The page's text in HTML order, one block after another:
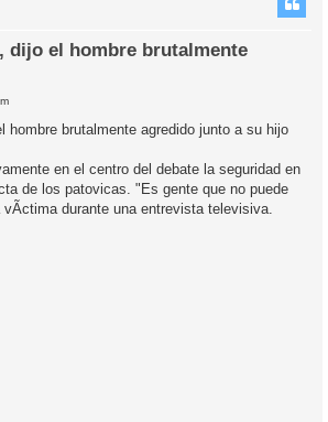
dijo el hombre brutalmente
hombre brutalmente agredido junto a su hijo
en el centro del debate la seguridad en
de los patovicas. "Es gente que no puede
durante una entrevista televisiva.